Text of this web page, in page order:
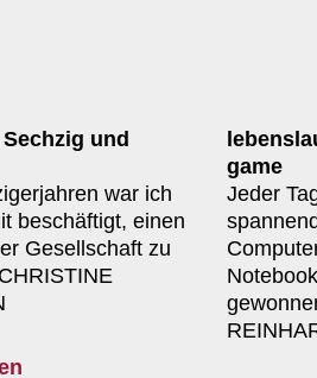
und
war ich
beschäftigt, einen
Gesellschaft zu
game
Jeder